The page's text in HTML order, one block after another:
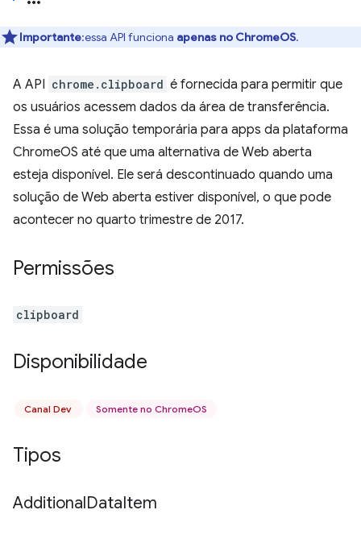
Importante:essa API funciona apenas no ChromeOS.
A API chrome.clipboard é fornecida para permitir que
os usuários acessem dados da área de transferência.
Essa é uma solução temporária para apps da plataforma
ChromeOS até que uma alternativa de Web aberta
esteja disponível. Ele será descontinuado quando uma
solução de Web aberta estiver disponível, o que pode
acontecer no quarto trimestre de 2017.
Permissões
clipboard
Disponibilidade
Canal Dev Somente no ChromeOS
Tipos
AdditionalDataItem